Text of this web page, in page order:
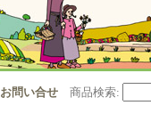
お問い合せ 商品検索: